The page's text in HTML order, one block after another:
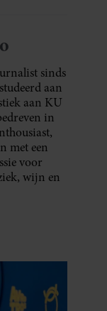
sinds
aan
aan KU
in
met een
voor
wijn en